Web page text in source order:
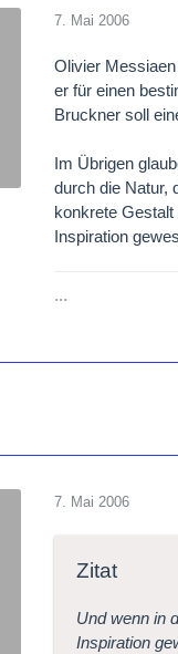
7. Mai 2006
Olivier
er für einen
Bruckner soll
Im Übrigen
durch die Natur,
konkrete
Inspiration
...
7. Mai 2006
Zitat
Und wenn in
Inspiration